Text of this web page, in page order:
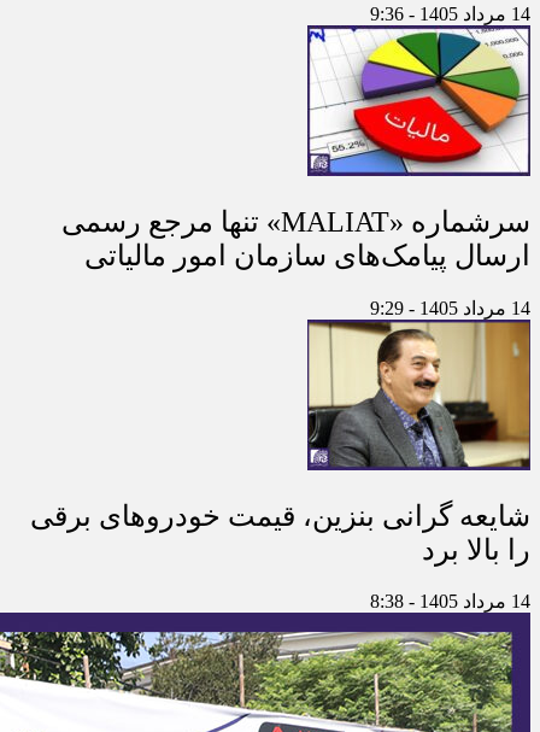
14 مرداد 1405 - 9:36
سرشماره «MALIAT» تنها مرجع رسمی
ارسال پیامک‌های سازمان امور مالیاتی
14 مرداد 1405 - 9:29
شایعه گرانی بنزین، قیمت خودروهای برقی
را بالا برد
14 مرداد 1405 - 8:38